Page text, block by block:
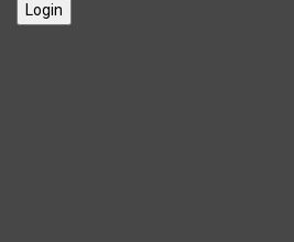
Login